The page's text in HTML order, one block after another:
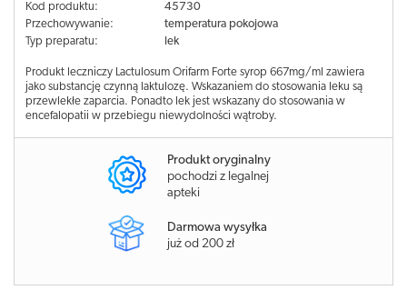
Kod produktu:
45730
Przechowywanie:
temperatura pokojowa
Typ preparatu:
lek
Produkt leczniczy Lactulosum Orifarm Forte syrop 667mg/ml zawiera
jako substancję czynną laktulozę. Wskazaniem do stosowania leku są
przewlekłe zaparcia. Ponadto lek jest wskazany do stosowania w
encefalopatii w przebiegu niewydolności wątroby.
Produkt oryginalny
pochodzi z legalnej
apteki
Darmowa wysyłka
już od 200 zł